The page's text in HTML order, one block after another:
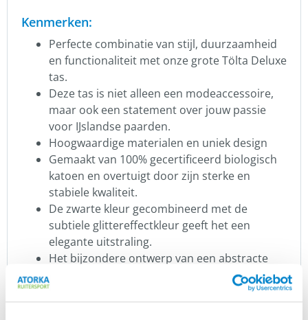
Kenmerken:
Perfecte combinatie van stijl, duurzaamheid
en functionaliteit met onze grote Tölta Deluxe
tas.
Deze tas is niet alleen een modeaccessoire,
maar ook een statement over jouw passie
voor IJslandse paarden.
Hoogwaardige materialen en uniek design
Gemaakt van 100% gecertificeerd biologisch
katoen en overtuigt door zijn sterke en
stabiele kwaliteit.
De zwarte kleur gecombineerd met de
subtiele glittereffectkleur geeft het een
elegante uitstraling.
Het bijzondere ontwerp van een abstracte
tölter bestaande uit kleine vlakken en